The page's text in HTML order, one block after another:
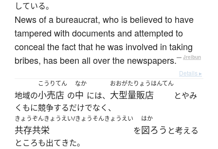
している。
News of a bureaucrat, who is believed to have
tampered with documents and attempted to
conceal the fact that he was involved in taking
bribes, has been all over the newspapers.— Jreibun
Details ▸
地域の
こうりてん
小売店 の
なか
中 には、
おおがたりょうはんてん
大型量販店
とやみ
くもに競争するだけでなく、
きょうぞんきょうえい/きょうそんきょうえい
共存共栄 を
はか
図ろう と考える
ところも出てきた。